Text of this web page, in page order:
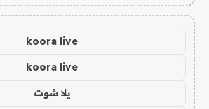
koora live
koora live
يلا شوت